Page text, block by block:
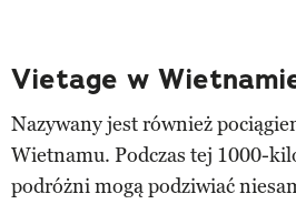
Vietage w
Nazywany jest również
Wietnamu. Podczas tej 1000-
podróżni mogą podziwiać